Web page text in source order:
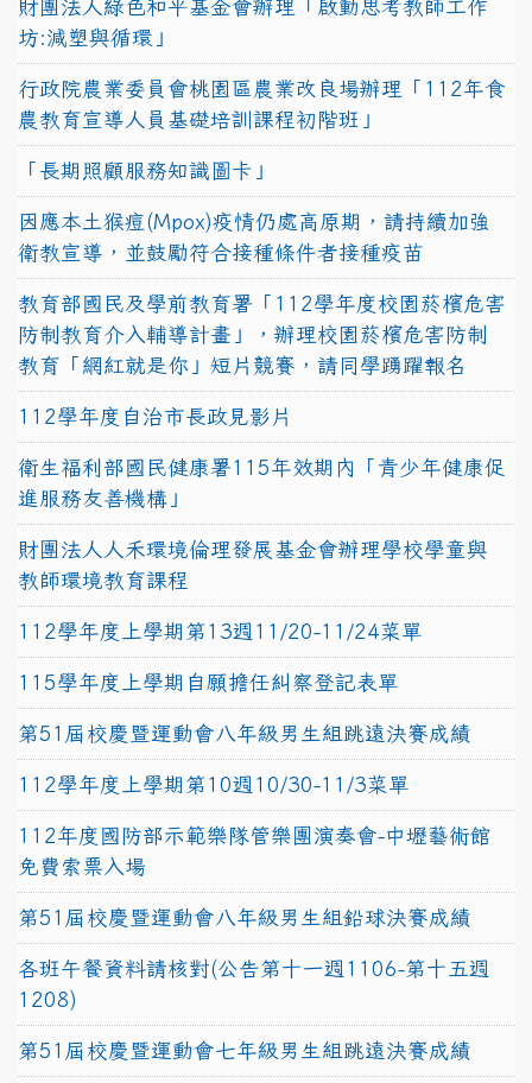
財團法人綠色和平基金會辦理「啟動思考教師工作
坊:減塑與循環」
行政院農業委員會桃園區農業改良場辦理「112年食
農教育宣導人員基礎培訓課程初階班」
「長期照顧服務知識圖卡」
因應本土猴痘(Mpox)疫情仍處高原期，請持續加強
衛教宣導，並鼓勵符合接種條件者接種疫苗
教育部國民及學前教育署「112學年度校園菸檳危害
防制教育介入輔導計畫」，辦理校園菸檳危害防制
教育「網紅就是你」短片競賽，請同學踴躍報名
112學年度自治市長政見影片
衛生福利部國民健康署115年效期內「青少年健康促
進服務友善機構」
財團法人人禾環境倫理發展基金會辦理學校學童與
教師環境教育課程
112學年度上學期第13週11/20-11/24菜單
115學年度上學期自願擔任糾察登記表單
第51屆校慶暨運動會八年級男生組跳遠決賽成績
112學年度上學期第10週10/30-11/3菜單
112年度國防部示範樂隊管樂團演奏會-中壢藝術館
免費索票入場
第51屆校慶暨運動會八年級男生組鉛球決賽成績
各班午餐資料請核對(公告第十一週1106-第十五週
1208)
第51屆校慶暨運動會七年級男生組跳遠決賽成績